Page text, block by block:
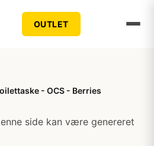
OUTLET
- OCS - Berries
side kan være genereret